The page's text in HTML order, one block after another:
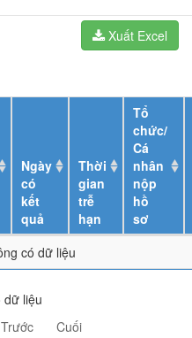
Xuất Excel
Ngày
có
kết
quả
Thời
gian
trễ
hạn
Tổ
chức/
Cá
nhân
nộp
hồ
sơ
có dữ liệu
dữ liệu
Trước Cuối